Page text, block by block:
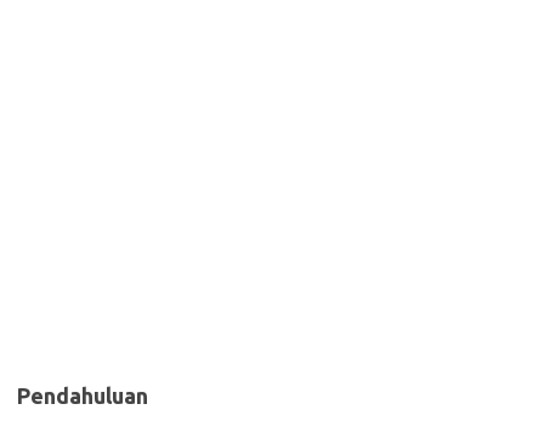
Pendahuluan